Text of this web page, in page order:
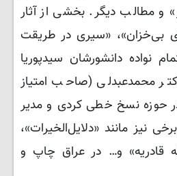
و مطالب دیگر. بخشی از آثار
بی‌خزان»، «سیری در طریقت
نواده دانشورشان سیدپوریا
محمدعبدلی (صاحب امتیاز
حوزه نسخ خطی کردی و مدیر
نیز مانند «دلایل‌الخیرات»،
قادریه» و… در عراق چاپ و